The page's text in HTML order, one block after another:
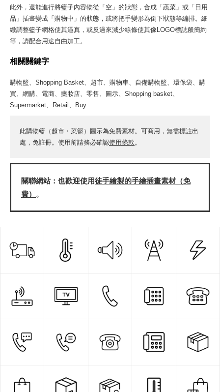
此外，還能進行將籃子內容物從「空」的狀態，合成「蔬菜」或「日用
品」插畫變成「購物中」的狀態，或將把手變形為倒下狀態等編排。細
緻調整籃子網格使其逼真，或反過來減少線條使其像LOGO標誌般簡約
等，請配合用途自由加工。
相關關鍵字
購物籃、Shopping Basket、超市、購物車、自備購物籃、環保袋、購
買、網購、電商、藥妝店、零售、圖示、Shopping basket、
Supermarket、Retail、Buy
此購物籃（超市・菜籃）圖示為免費素材。可商用，無需標註出
處，免註冊。使用前請務必確認使用條款。
關聯網站：也歡迎使用徒手繪製的手繪插畫素材（免
費） 。